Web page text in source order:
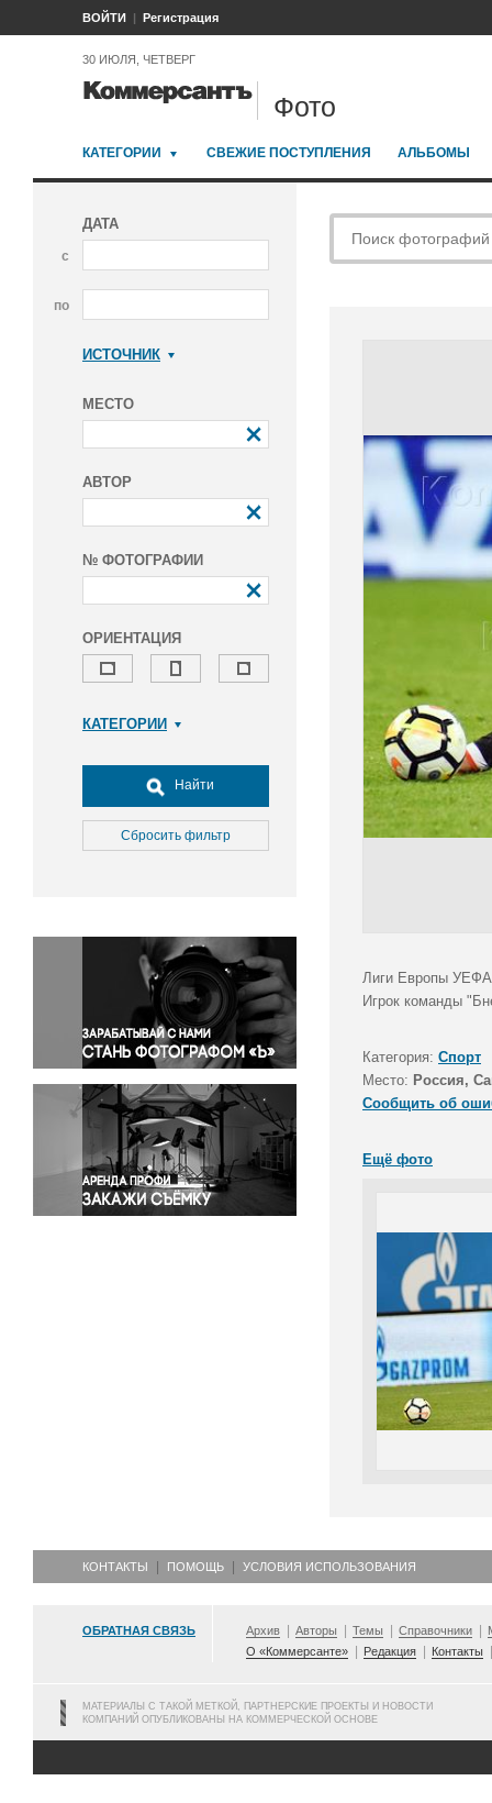
ВОЙТИ Регистрация
30 ИЮЛЯ, ЧЕТВЕРГ
Фото
КАТЕГОРИИ СВЕЖИЕ ПОСТУПЛЕНИЯ АЛЬБОМЫ
ДАТА
с
по
ИСТОЧНИК
МЕСТО
АВТОР
№ ФОТОГРАФИИ
ОРИЕНТАЦИЯ
КАТЕГОРИИ
Досуг, туризм и отдых
Культура
Медицина
Окружающая среда
Политика
Правосудие
Происшествия и конфликты
Религия
Светская жизнь
Спорт
Экология
Экономика и бизнес
Найти
Сбросить фильтр
Лиги Европы УЕФА
Игрок команды
Категория: Спорт
Место: Россия,
Сообщить об
Ещё фото
КОНТАКТЫ ПОМОЩЬ УСЛОВИЯ ИСПОЛЬЗОВАНИЯ
ОБРАТНАЯ СВЯЗЬ Архив Авторы Темы Справочники
О «Коммерсанте»
Редакция Контакты
МАТЕРИАЛЫ С ТАКОЙ МЕТКОЙ, ПАРТНЕРСКИЕ ПРОЕКТЫ И НОВОСТИ
КОМПАНИЙ ОПУБЛИКОВАНЫ НА КОММЕРЧЕСКОЙ ОСНОВЕ